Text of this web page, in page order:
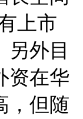
上市
另外目
资在华
，但随